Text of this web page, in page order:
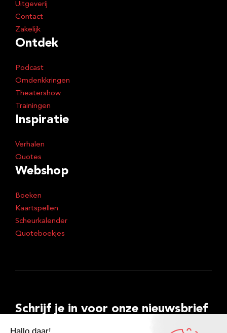
Uitgeverij
Contact
Zakelijk
Ontdek
Podcast
Omdenkkringen
Theatershow
Trainingen
Inspiratie
Verhalen
Quotes
Webshop
Boeken
Kaartspellen
Scheurkalender
Quoteboekjes
Schrijf je in voor onze nieuwsbrief